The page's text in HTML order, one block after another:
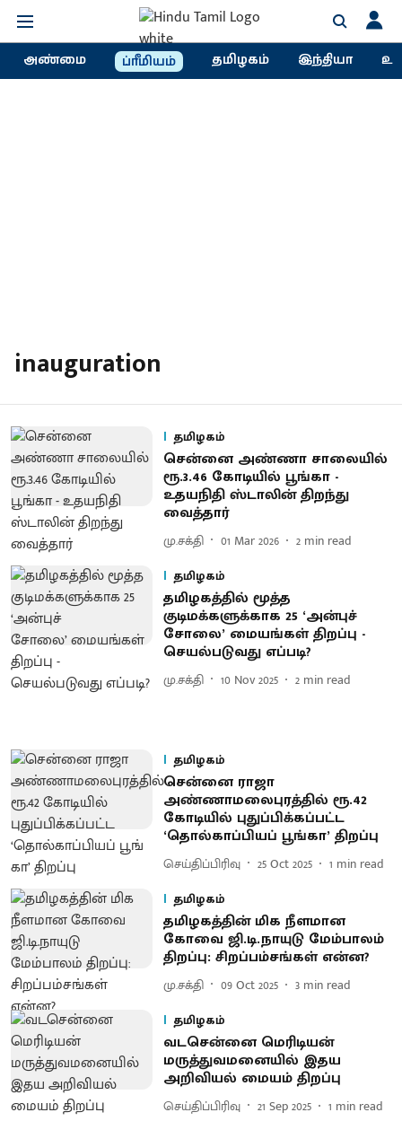
அண்மை ப்ரீமியம் தமிழகம் இந்தியா
inauguration
தமிழகம்
சென்னை அண்ணா சாலையில்
ரூ.3.46 கோடியில் பூங்கா -
உதயநிதி ஸ்டாலின் திறந்து
வைத்தார்
மு.சக்தி 01 Mar 2026 2 min read
தமிழகம்
தமிழகத்தில் மூத்த
குடிமக்களுக்காக 25 ‘அன்புச்
சோலை’ மையங்கள் திறப்பு -
செயல்படுவது எப்படி?
மு.சக்தி 10 Nov 2025 2 min read
தமிழகம்
சென்னை ராஜா
அண்ணாமலைபுரத்தில் ரூ.42
கோடியில் புதுப்பிக்கப்பட்ட
‘தொல்காப்பியப் பூங்​கா’ திறப்பு
செய்திப்பிரிவு 25 Oct 2025 1 min read
தமிழகம்
தமிழகத்தின் மிக நீளமான
கோவை ஜி.டி.நாயுடு மேம்பாலம்
திறப்பு: சிறப்பம்சங்கள் என்ன?
மு.சக்தி 09 Oct 2025 3 min read
தமிழகம்
வடசென்னை மெரிடியன்
மருத்துவமனையில் இதய
அறிவியல் மையம் திறப்பு
செய்திப்பிரிவு 21 Sep 2025 1 min read